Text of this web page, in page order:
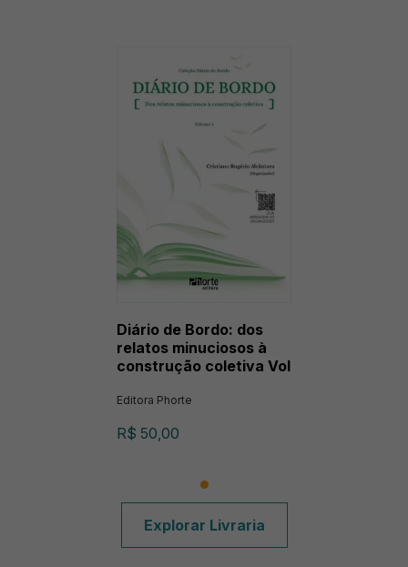
Diário de Bordo: dos
relatos minuciosos à
construção coletiva Vol
Editora Phorte
R$ 50,00
Explorar Livraria